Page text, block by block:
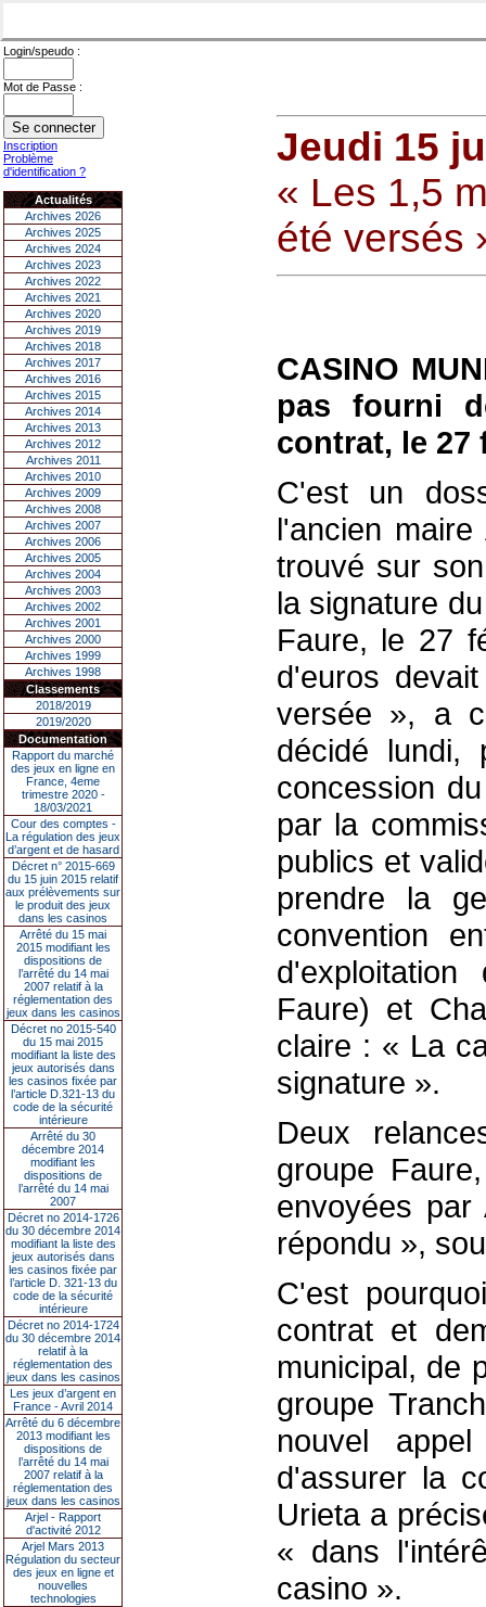
Login/speudo :
Mot de Passe :
Inscription
Problème
d'identification ?
Actualités
Archives 2026
Archives 2025
Archives 2024
Archives 2023
Archives 2022
Archives 2021
Archives 2020
Archives 2019
Archives 2018
Archives 2017
Archives 2016
Archives 2015
Archives 2014
Archives 2013
Archives 2012
Archives 2011
Archives 2010
Archives 2009
Archives 2008
Archives 2007
Archives 2006
Archives 2005
Archives 2004
Archives 2003
Archives 2002
Archives 2001
Archives 2000
Archives 1999
Archives 1998
Classements
2018/2019
2019/2020
Documentation
Rapport du marché
des jeux en ligne en
France, 4eme
trimestre 2020 -
18/03/2021
Cour des comptes -
La régulation des jeux
d’argent et de hasard
Décret n° 2015-669
du 15 juin 2015 relatif
aux prélèvements sur
le produit des jeux
dans les casinos
Arrêté du 15 mai
2015 modifiant les
dispositions de
l’arrêté du 14 mai
2007 relatif à la
réglementation des
jeux dans les casinos
Décret no 2015-540
du 15 mai 2015
modifiant la liste des
jeux autorisés dans
les casinos fixée par
l’article D.321-13 du
code de la sécurité
intérieure
Arrêté du 30
décembre 2014
modifiant les
dispositions de
l’arrêté du 14 mai
2007
Décret no 2014-1726
du 30 décembre 2014
modifiant la liste des
jeux autorisés dans
les casinos fixée par
l’article D. 321-13 du
code de la sécurité
intérieure
Décret no 2014-1724
du 30 décembre 2014
relatif à la
réglementation des
jeux dans les casinos
Les jeux d’argent en
France - Avril 2014
Arrêté du 6 décembre
2013 modifiant les
dispositions de
l’arrêté du 14 mai
2007 relatif à la
réglementation des
jeux dans les casinos
Arjel - Rapport
d'activité 2012
Arjel Mars 2013
Régulation du secteur
des jeux en ligne et
nouvelles
technologies
Jeudi 15
« Les 1,5
été versés
CASINO
pas fourni
contrat, le 27
C'est un
l'ancien
trouvé sur
la signature
Faure, le 27
d'euros
versée », a
décidé lundi,
concession
par la
publics et
prendre la
convention
Faure) et
claire : « La
signature ».
Deux
groupe
envoyées
répondu »,
C'est
contrat et
municipal, de
groupe
nouvel
d'assurer la
Urieta a
« dans
casino ».